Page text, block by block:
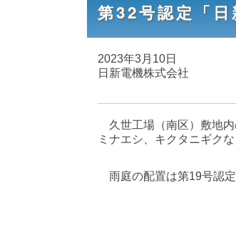
第32号認定「日
2023年3月10日
日新電機株式会社
久世工場（南区）敷地内
ミナエシ、キクタニギク
雨庭の配置は第19号認